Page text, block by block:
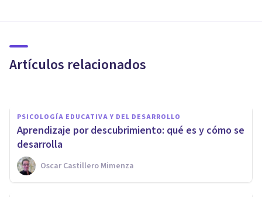
Artículos relacionados
educarnos
PSICOLOGÍA EDUCATIVA Y DEL DESARROLLO
Aprendizaje por descubrimiento: qué es y cómo se
desarrolla
Oscar Castillero Mimenza